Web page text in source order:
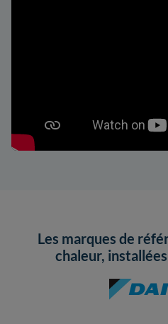
Les marques de
chaleur,